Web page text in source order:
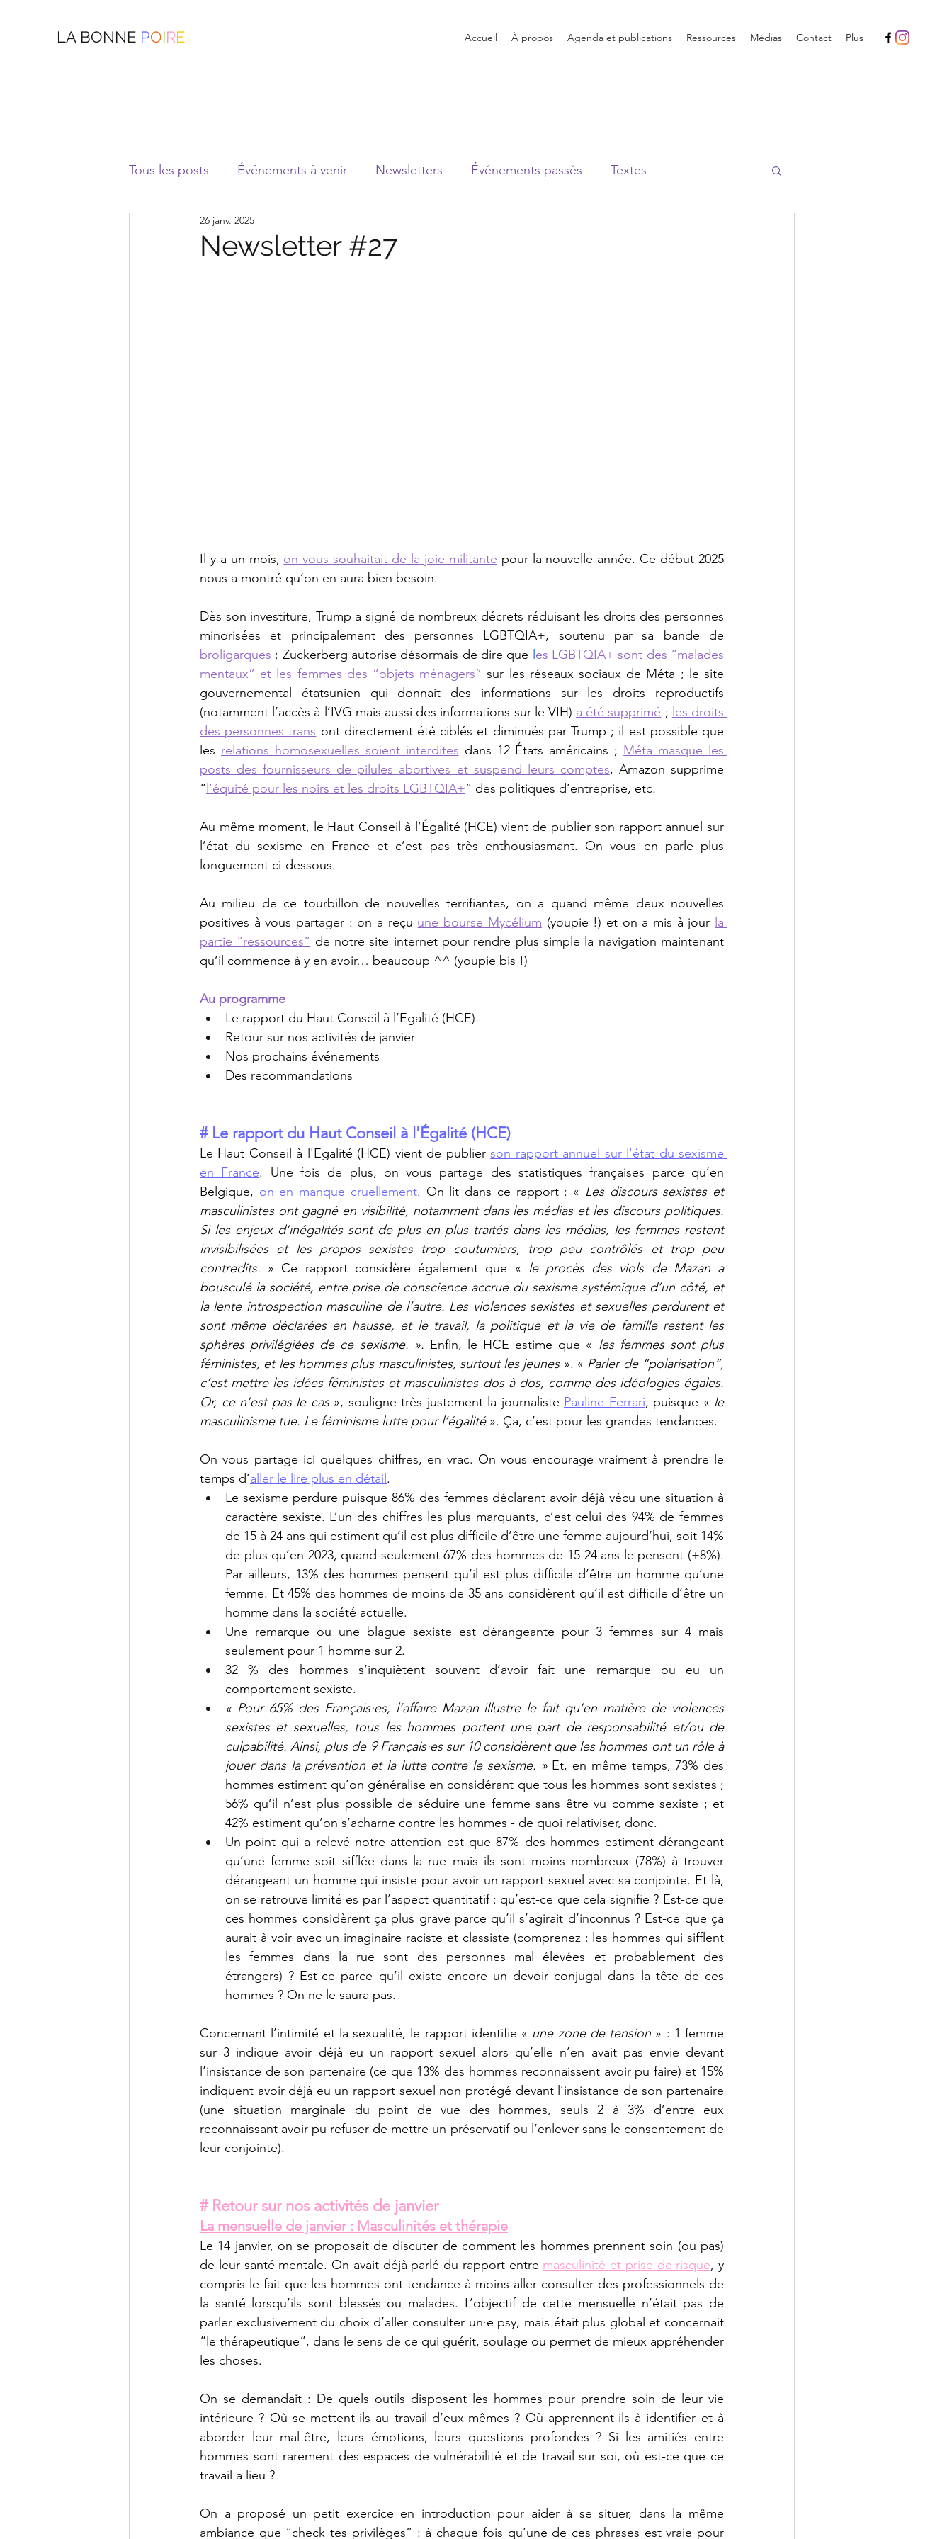
LA BONNE POIRE Accueil À propos Agenda et publications Ressources Médias Contact Plus
Tous les posts Événements à venir Newsletters Événements passés Textes
Newsletter #27
26 janv. 2025
Il y a un mois, on vous souhaitait de la joie militante pour la nouvelle année. Ce début 2025
nous a montré qu’on en aura bien besoin.
Dès son investiture, Trump a signé de nombreux décrets réduisant les droits des personnes
broligarques : Zuckerberg autorise désormais de dire que es LGBTQIA+ sont des “malades
mentaux” et les femmes des “objets ménagers” sur les réseaux sociaux de Méta ; le site
gouvernemental étatsunien qui donnait des informations sur les droits reproductifs
(notamment l’accès à l’IVG mais aussi des informations sur le VIH) a été supprimé ; les droits
des personnes trans ont directement été ciblés et diminués par Trump ; il est possible que
les relations homosexuelles soient interdites dans 12 États américains ; Méta masque les
posts des fournisseurs de pilules abortives et suspend leurs comptes, Amazon supprime
“ l’équité pour les noirs et les droits LGBTQIA+” des politiques d’entreprise, etc.
Au même moment, le Haut Conseil à l’Égalité (HCE) vient de publier son rapport annuel sur
l’état du sexisme en France et c’est pas très enthousiasmant. On vous en parle plus
longuement ci-dessous.
Au milieu de ce tourbillon de nouvelles terrifiantes, on a quand même deux nouvelles
positives à vous partager : on a reçu une bourse Mycélium (youpie !) et on a mis à jour la
partie “ressources” de notre site internet pour rendre plus simple la navigation maintenant
qu’il commence à y en avoir… beaucoup ^^ (youpie bis !)
Au programme
Le rapport du Haut Conseil à l’Egalité (HCE)
Retour sur nos activités de janvier
Nos prochains événements
Des recommandations
# Le rapport du Haut Conseil à l'Égalité (HCE)
Le Haut Conseil à l'Egalité (HCE) vient de publier son rapport annuel sur l'état du sexisme
en France. Une fois de plus, on vous partage des statistiques françaises parce qu’en
Belgique, on en manque cruellement. On lit dans ce rapport : « Les discours sexistes et
masculinistes ont gagné en visibilité, notamment dans les médias et les discours politiques.
Si les enjeux d’inégalités sont de plus en plus traités dans les médias, les femmes restent
invisibilisées et les propos sexistes trop coutumiers, trop peu contrôlés et trop peu
contredits. » Ce rapport considère également que « le procès des viols de Mazan a
bousculé la société, entre prise de conscience accrue du sexisme systémique d’un côté, et
la lente introspection masculine de l’autre. Les violences sexistes et sexuelles perdurent et
sont même déclarées en hausse, et le travail, la politique et la vie de famille restent les
sphères privilégiées de ce sexisme. ». Enfin, le HCE estime que « les femmes sont plus
féministes, et les hommes plus masculinistes, surtout les jeunes ». « Parler de “polarisation”,
c’est mettre les idées féministes et masculinistes dos à dos, comme des idéologies égales.
Or, ce n’est pas le cas », souligne très justement la journaliste Pauline Ferrari, puisque « le
masculinisme tue. Le féminisme lutte pour l’égalité ». Ça, c’est pour les grandes tendances.
On vous partage ici quelques chiffres, en vrac. On vous encourage vraiment à prendre le
temps d’aller le lire plus en détail .
Le sexisme perdure puisque 86% des femmes déclarent avoir déjà vécu une situation à
caractère sexiste. L’un des chiffres les plus marquants, c’est celui des 94% de femmes
de 15 à 24 ans qui estiment qu’il est plus difficile d’être une femme aujourd’hui, soit 14%
de plus qu’en 2023, quand seulement 67% des hommes de 15-24 ans le pensent (+8%).
Par ailleurs, 13% des hommes pensent qu’il est plus difficile d’être un homme qu’une
femme. Et 45% des hommes de moins de 35 ans considèrent qu’il est difficile d’être un
homme dans la société actuelle.
Une remarque ou une blague sexiste est dérangeante pour 3 femmes sur 4 mais
seulement pour 1 homme sur 2.
32 % des hommes s’inquiètent souvent d’avoir fait une remarque ou eu un
comportement sexiste.
« Pour 65% des Français·es, l’affaire Mazan illustre le fait qu’en matière de violences
sexistes et sexuelles, tous les hommes portent une part de responsabilité et/ou de
culpabilité. Ainsi, plus de 9 Français·es sur 10 considèrent que les hommes ont un rôle à
jouer dans la prévention et la lutte contre le sexisme. » Et, en même temps, 73% des
hommes estiment qu’on généralise en considérant que tous les hommes sont sexistes ;
56% qu’il n’est plus possible de séduire une femme sans être vu comme sexiste ; et
42% estiment qu’on s’acharne contre les hommes - de quoi relativiser, donc.
Un point qui a relevé notre attention est que 87% des hommes estiment dérangeant
qu’une femme soit sifflée dans la rue mais ils sont moins nombreux (78%) à trouver
dérangeant un homme qui insiste pour avoir un rapport sexuel avec sa conjointe. Et là,
on se retrouve limité·es par l’aspect quantitatif : qu’est-ce que cela signifie ? Est-ce que
ces hommes considèrent ça plus grave parce qu’il s’agirait d’inconnus ? Est-ce que ça
aurait à voir avec un imaginaire raciste et classiste (comprenez : les hommes qui sifflent
les femmes dans la rue sont des personnes mal élevées et probablement des
étrangers) ? Est-ce parce qu’il existe encore un devoir conjugal dans la tête de ces
hommes ? On ne le saura pas.
Concernant l’intimité et la sexualité, le rapport identifie « une zone de tension » : 1 femme
sur 3 indique avoir déjà eu un rapport sexuel alors qu’elle n’en avait pas envie devant
l’insistance de son partenaire (ce que 13% des hommes reconnaissent avoir pu faire) et 15%
indiquent avoir déjà eu un rapport sexuel non protégé devant l’insistance de son partenaire
(une situation marginale du point de vue des hommes, seuls 2 à 3% d’entre eux
reconnaissant avoir pu refuser de mettre un préservatif ou l’enlever sans le consentement de
leur conjointe).
# Retour sur nos activités de janvier
La mensuelle de janvier : Masculinités et thérapie
Le 14 janvier, on se proposait de discuter de comment les hommes prennent soin (ou pas)
de leur santé mentale. On avait déjà parlé du rapport entre masculinité et prise de risque, y
compris le fait que les hommes ont tendance à moins aller consulter des professionnels de
la santé lorsqu’ils sont blessés ou malades. L’objectif de cette mensuelle n’était pas de
parler exclusivement du choix d’aller consulter un·e psy, mais était plus global et concernait
“le thérapeutique”, dans le sens de ce qui guérit, soulage ou permet de mieux appréhender
les choses.
On se demandait : De quels outils disposent les hommes pour prendre soin de leur vie
intérieure ? Où se mettent-ils au travail d’eux-mêmes ? Où apprennent-ils à identifier et à
aborder leur mal-être, leurs émotions, leurs questions profondes ? Si les amitiés entre
hommes sont rarement des espaces de vulnérabilité et de travail sur soi, où est-ce que ce
travail a lieu ?
On a proposé un petit exercice en introduction pour aider à se situer, dans la même
ambiance que “check tes privilèges” : à chaque fois qu’une de ces phrases est vraie pour